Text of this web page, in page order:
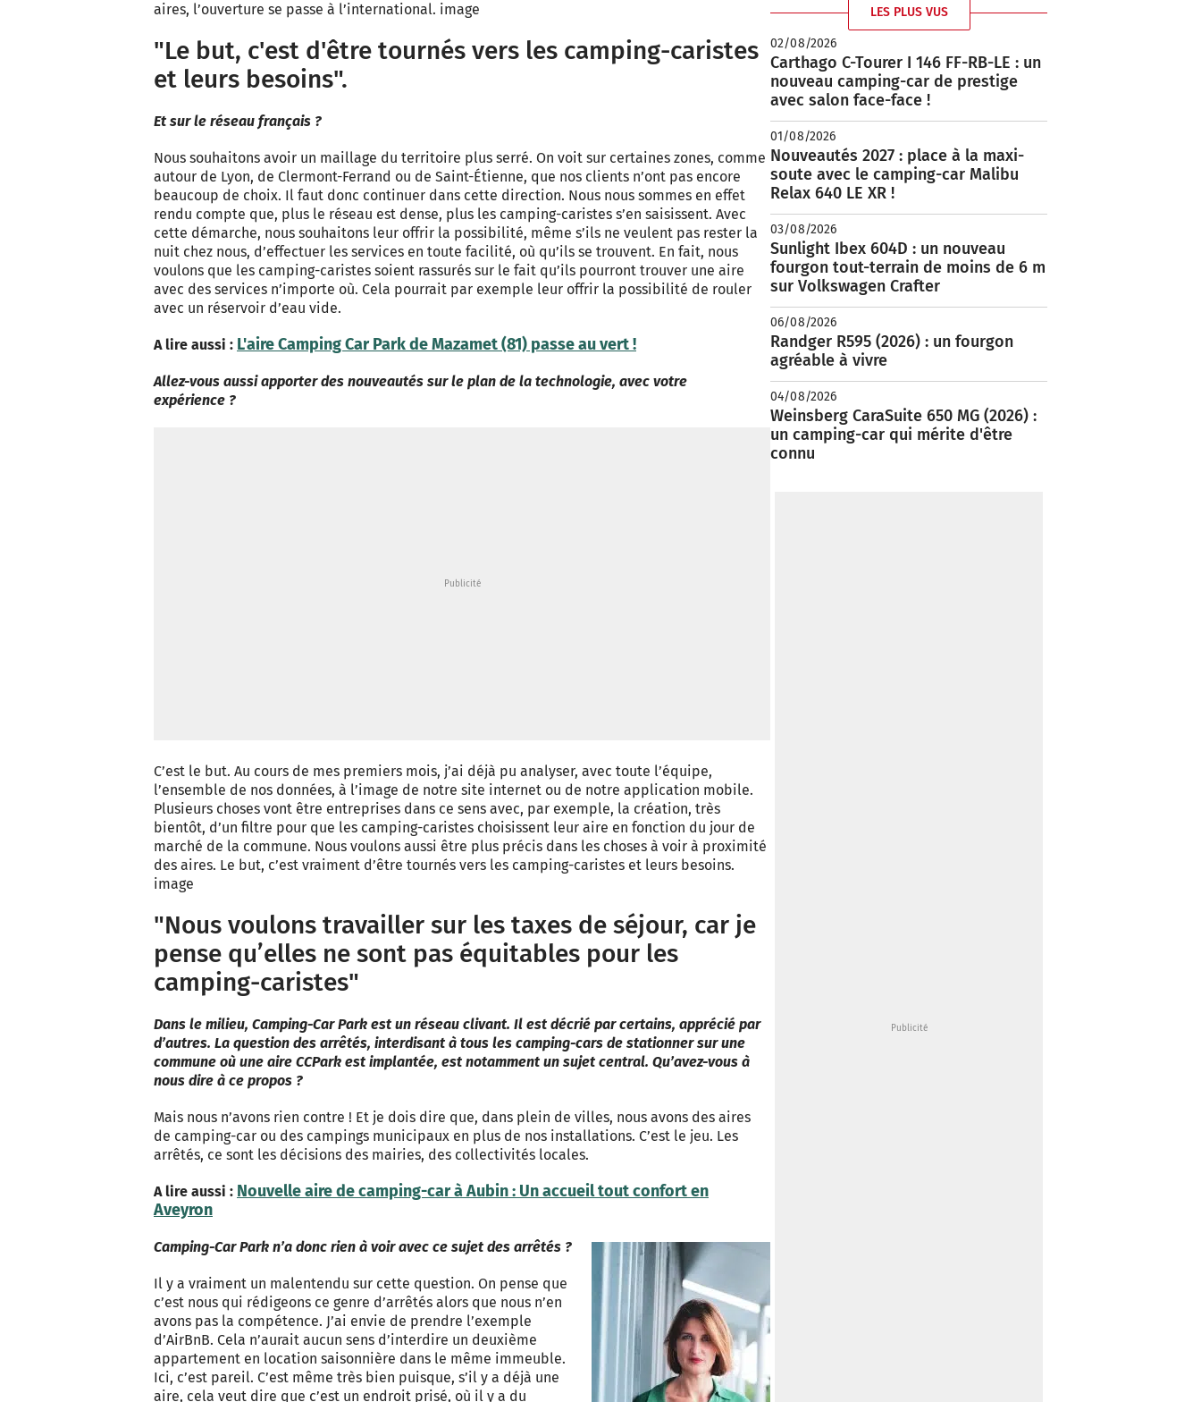
aires, l’ouverture se passe à l’international. image
"Le but, c'est d'être tournés vers les camping-caristes
et leurs besoins".
Et sur le réseau français ?
Nous souhaitons avoir un maillage du territoire plus serré. On voit sur certaines zones, comme
autour de Lyon, de Clermont-Ferrand ou de Saint-Étienne, que nos clients n’ont pas encore
beaucoup de choix. Il faut donc continuer dans cette direction. Nous nous sommes en effet
rendu compte que, plus le réseau est dense, plus les camping-caristes s’en saisissent. Avec
cette démarche, nous souhaitons leur offrir la possibilité, même s’ils ne veulent pas rester la
nuit chez nous, d’effectuer les services en toute facilité, où qu’ils se trouvent. En fait, nous
voulons que les camping-caristes soient rassurés sur le fait qu’ils pourront trouver une aire
avec des services n’importe où. Cela pourrait par exemple leur offrir la possibilité de rouler
avec un réservoir d’eau vide.
A lire aussi : L'aire Camping Car Park de Mazamet (81) passe au vert !
Allez-vous aussi apporter des nouveautés sur le plan de la technologie, avec votre
expérience ?
C’est le but. Au cours de mes premiers mois, j’ai déjà pu analyser, avec toute l’équipe,
l’ensemble de nos données, à l’image de notre site internet ou de notre application mobile.
Plusieurs choses vont être entreprises dans ce sens avec, par exemple, la création, très
bientôt, d’un filtre pour que les camping-caristes choisissent leur aire en fonction du jour de
marché de la commune. Nous voulons aussi être plus précis dans les choses à voir à proximité
des aires. Le but, c’est vraiment d’être tournés vers les camping-caristes et leurs besoins.
image
"Nous voulons travailler sur les taxes de séjour, car je
pense qu’elles ne sont pas équitables pour les
camping-caristes"
Dans le milieu, Camping-Car Park est un réseau clivant. Il est décrié par certains, apprécié par
d’autres. La question des arrêtés, interdisant à tous les camping-cars de stationner sur une
commune où une aire CCPark est implantée, est notamment un sujet central. Qu’avez-vous à
nous dire à ce propos ?
Mais nous n’avons rien contre ! Et je dois dire que, dans plein de villes, nous avons des aires
de camping-car ou des campings municipaux en plus de nos installations. C’est le jeu. Les
arrêtés, ce sont les décisions des mairies, des collectivités locales.
A lire aussi : Nouvelle aire de camping-car à Aubin : Un accueil tout confort en
Aveyron
Camping-Car Park n’a donc rien à voir avec ce sujet des arrêtés ?
Il y a vraiment un malentendu sur cette question. On pense que
c’est nous qui rédigeons ce genre d’arrêtés alors que nous n’en
avons pas la compétence. J’ai envie de prendre l’exemple
d’AirBnB. Cela n’aurait aucun sens d’interdire un deuxième
appartement en location saisonnière dans le même immeuble.
Ici, c’est pareil. C’est même très bien puisque, s’il y a déjà une
aire, cela veut dire que c’est un endroit prisé, où il y a du
LES PLUS VUS
02/08/2026
Carthago C-Tourer I 146 FF-RB-LE : un
nouveau camping-car de prestige
avec salon face-face !
01/08/2026
Nouveautés 2027 : place à la maxi-
soute avec le camping-car Malibu
Relax 640 LE XR !
03/08/2026
Sunlight Ibex 604D : un nouveau
fourgon tout-terrain de moins de 6 m
sur Volkswagen Crafter
06/08/2026
Randger R595 (2026) : un fourgon
agréable à vivre
04/08/2026
Weinsberg CaraSuite 650 MG (2026) :
un camping-car qui mérite d'être
connu